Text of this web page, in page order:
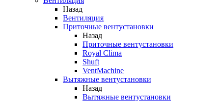
Назад
Вентиляция
Приточные вентустановки
Назад
Приточные вентустановки
Royal Clima
Shuft
VentMachine
Вытяжные вентустановки
Назад
Вытяжные вентустановки